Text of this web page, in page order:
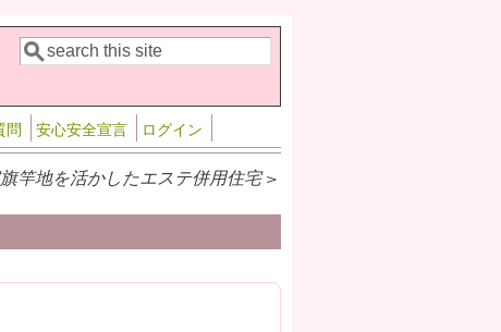
検索フォーム
検索
問 安心安全宣言 ログイン
竿地を活かしたエステ併用住宅 >